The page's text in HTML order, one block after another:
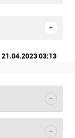
21.04.2023 03:13